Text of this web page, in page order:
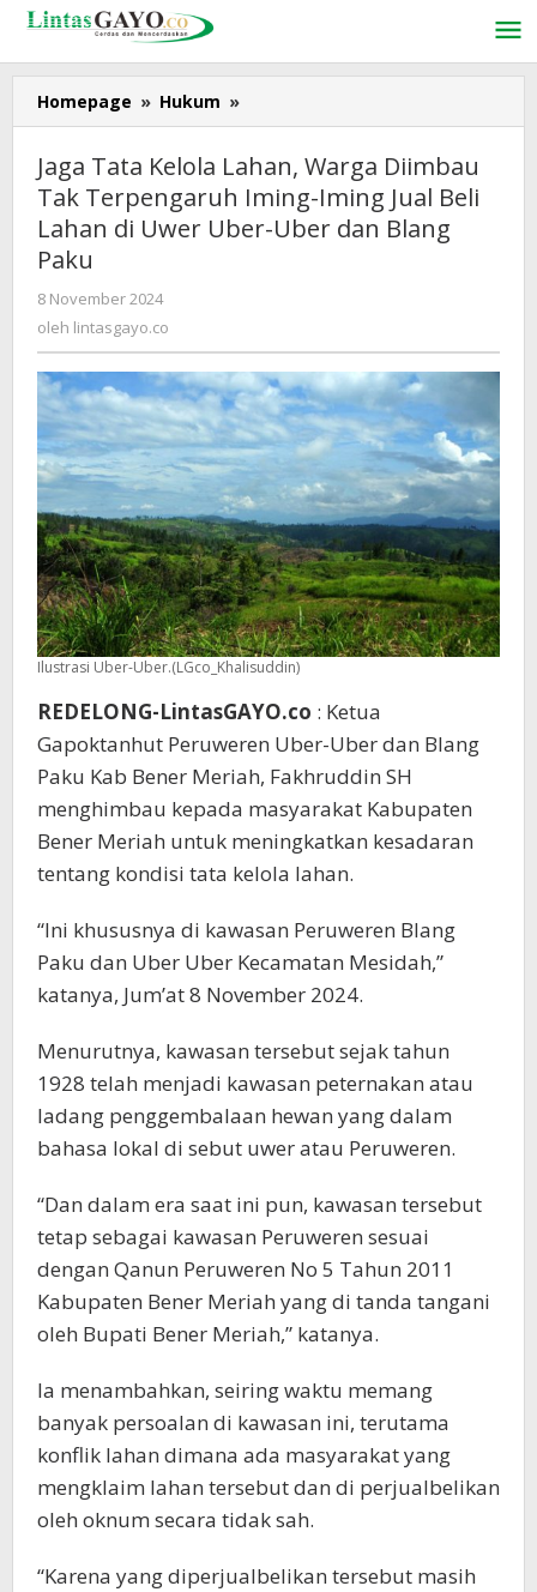
Lewati
konten
Homepage » Hukum »
Tata
Kelola
Lahan,
Warga
Diimbau
Jual
Beli
Lahan
di
Uwer
Uber-
Uber
dan
Blang
Paku
Jaga Tata Kelola Lahan, Warga Diimbau
Tak Terpengaruh Iming-Iming Jual Beli
Lahan di Uwer Uber-Uber dan Blang
Paku
8 November 2024
oleh lintasgayo.co
Ilustrasi Uber-Uber.(LGco_Khalisuddin)
REDELONG-LintasGAYO.co : Ketua
Gapoktanhut Peruweren Uber-Uber dan Blang
Paku Kab Bener Meriah, Fakhruddin SH
menghimbau kepada masyarakat Kabupaten
Bener Meriah untuk meningkatkan kesadaran
tentang kondisi tata kelola lahan.
“Ini khususnya di kawasan Peruweren Blang
Paku dan Uber Uber Kecamatan Mesidah,”
katanya, Jum’at 8 November 2024.
Menurutnya, kawasan tersebut sejak tahun
1928 telah menjadi kawasan peternakan atau
ladang penggembalaan hewan yang dalam
bahasa lokal di sebut uwer atau Peruweren.
“Dan dalam era saat ini pun, kawasan tersebut
tetap sebagai kawasan Peruweren sesuai
dengan Qanun Peruweren No 5 Tahun 2011
Kabupaten Bener Meriah yang di tanda tangani
oleh Bupati Bener Meriah,” katanya.
Ia menambahkan, seiring waktu memang
banyak persoalan di kawasan ini, terutama
konflik lahan dimana ada masyarakat yang
mengklaim lahan tersebut dan di perjualbelikan
oleh oknum secara tidak sah.
“Karena yang diperjualbelikan tersebut masih